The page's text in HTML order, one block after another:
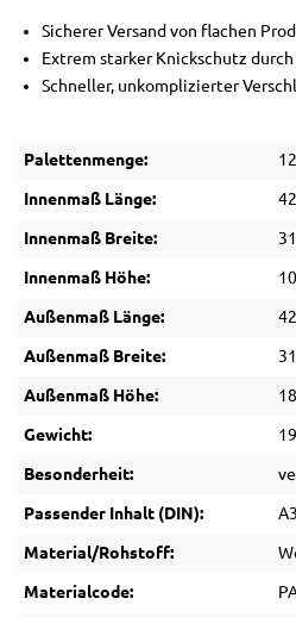
Sicherer Versand von flachen
Extrem starker Knickschutz
Schneller, unkomplizierter
Palettenmenge:
Innenmaß Länge:
Innenmaß Breite:
Innenmaß Höhe:
Außenmaß Länge:
Außenmaß Breite:
Außenmaß Höhe:
Gewicht:
Besonderheit:
Passender Inhalt (DIN): A3
Material/Rohstoff:
Materialcode: